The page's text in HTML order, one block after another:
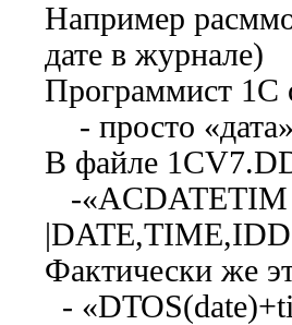
Например
дате в журнале)
Программист 1С
- просто
В файле
-
Фактически же
-